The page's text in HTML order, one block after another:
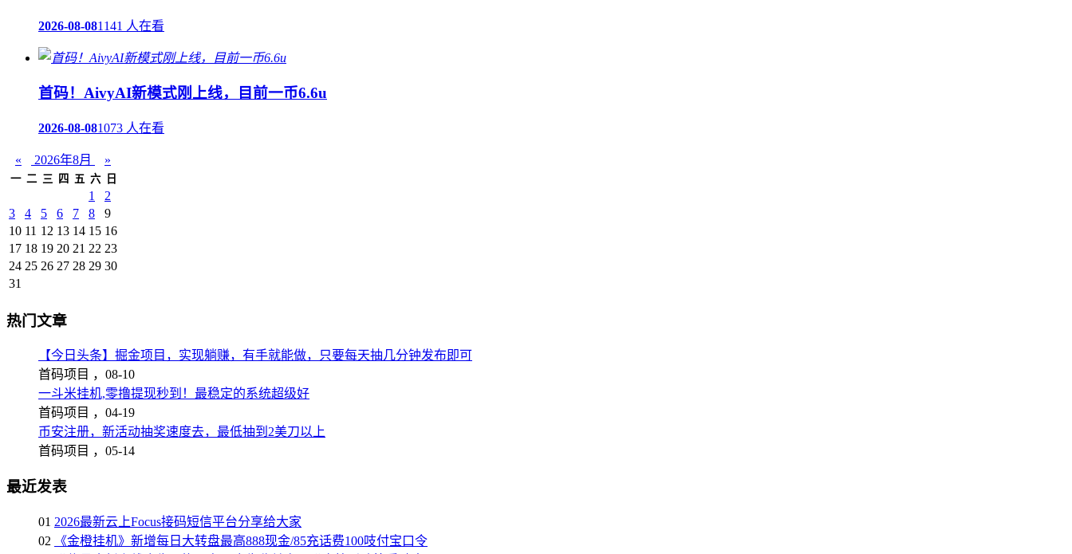
2026-08-081141 人在看
首码！AivyAI新模式刚上线，目前一币6.6u
2026-08-081073 人在看
« 2026年8月 »
一 二 三 四 五 六 日
1
2
3
4 5 6 7 8
9
10 11 12 13 14 15 16
17 18 19 20 21 22 23
24 25 26 27 28 29 30
31
热门文章
【今日头条】掘金项目，实现躺赚，有手就能做，只要每天抽几分钟发布即可
首码项目 ， 08-10
一斗米挂机,零撸提现秒到！最稳定的系统超级好
首码项目 ， 04-19
币安注册，新活动抽奖速度去，最低抽到2美刀以上
首码项目 ， 05-14
最近发表
01 2026最新云上Focus接码短信平台分享给大家
02
《金橙挂机》新增每日大转盘最高888现金/85充话费100吱付宝口令